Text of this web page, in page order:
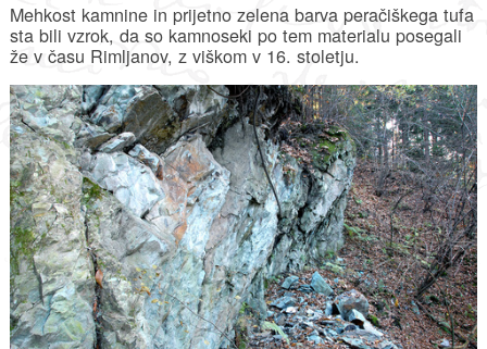
Mehkost kamnine in prijetno zelena barva peračiškega tufa
sta bili vzrok, da so kamnoseki po tem materialu posegali
že v času Rimljanov, z viškom v 16. stoletju.